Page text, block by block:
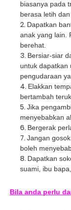
biasanya pada
berasa letih
Dapatkan
anak yang lain.
berehat.
Bersiar-siar
untuk dapatkan
pengudaraan
Elakkan
bertambah teruk.
Jika
menyebabkan
Bergerak
Jangan
boleh
Dapatkan
suami, ibu
Bila anda perlu